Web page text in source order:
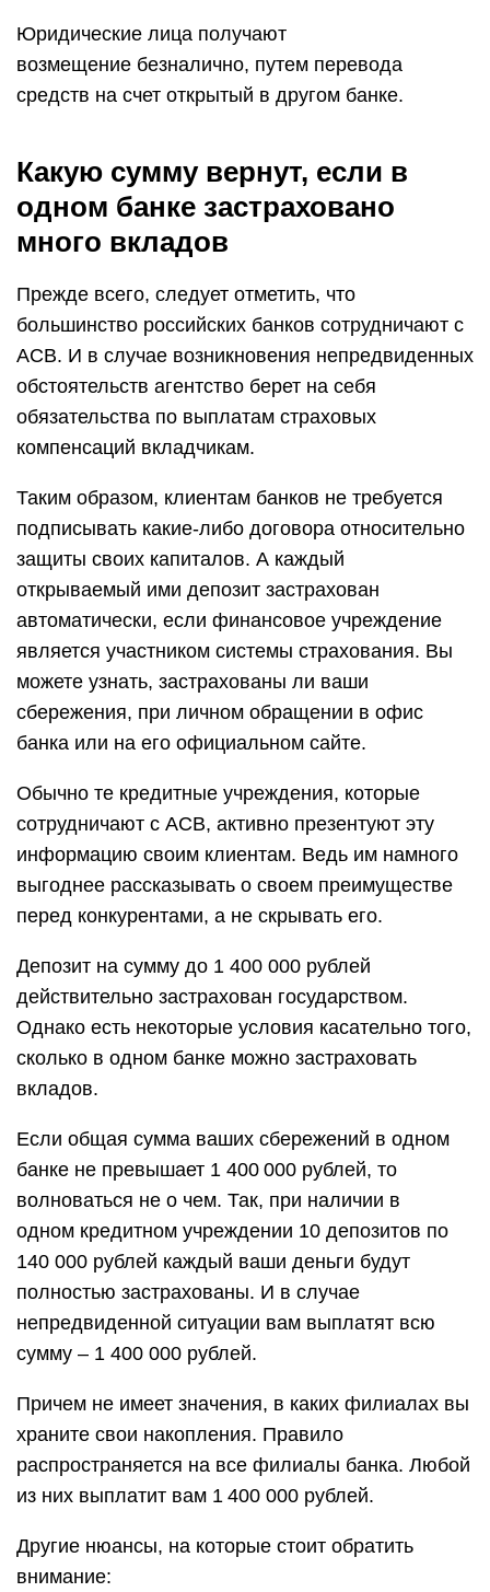
Юридические лица получают
возмещение безналично, путем перевода
средств на счет открытый в другом банке.
Какую сумму вернут, если в
одном банке застраховано
много вкладов
Прежде всего, следует отметить, что
большинство российских банков сотрудничают с
АСВ. И в случае возникновения непредвиденных
обстоятельств агентство берет на себя
обязательства по выплатам страховых
компенсаций вкладчикам.
Таким образом, клиентам банков не требуется
подписывать какие-либо договора относительно
защиты своих капиталов. А каждый
открываемый ими депозит застрахован
автоматически, если финансовое учреждение
является участником системы страхования. Вы
можете узнать, застрахованы ли ваши
сбережения, при личном обращении в офис
банка или на его официальном сайте.
Обычно те кредитные учреждения, которые
сотрудничают с АСВ, активно презентуют эту
информацию своим клиентам. Ведь им намного
выгоднее рассказывать о своем преимуществе
перед конкурентами, а не скрывать его.
Депозит на сумму до 1 400 000 рублей
действительно застрахован государством.
Однако есть некоторые условия касательно того,
сколько в одном банке можно застраховать
вкладов.
Если общая сумма ваших сбережений в одном
банке не превышает 1 400 000 рублей, то
волноваться не о чем. Так, при наличии в
одном кредитном учреждении 10 депозитов по
140 000 рублей каждый ваши деньги будут
полностью застрахованы. И в случае
непредвиденной ситуации вам выплатят всю
сумму – 1 400 000 рублей.
Причем не имеет значения, в каких филиалах вы
храните свои накопления. Правило
распространяется на все филиалы банка. Любой
из них выплатит вам 1 400 000 рублей.
Другие нюансы, на которые стоит обратить
внимание: